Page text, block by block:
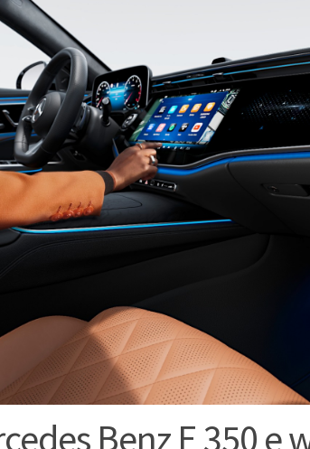
Benz E 350 e